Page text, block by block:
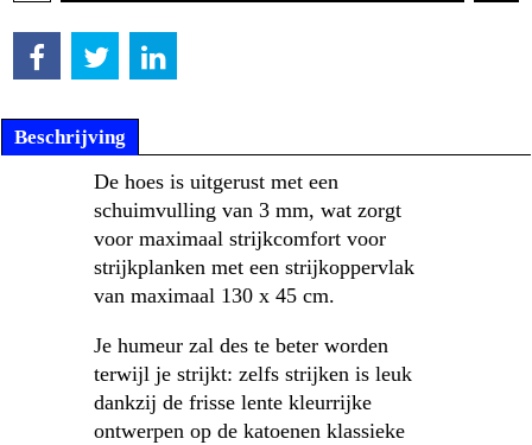
Beschrijving
De hoes is uitgerust met een
schuimvulling van 3 mm, wat zorgt
voor maximaal strijkcomfort voor
strijkplanken met een strijkoppervlak
van maximaal 130 x 45 cm.
Je humeur zal des te beter worden
terwijl je strijkt: zelfs strijken is leuk
dankzij de frisse lente kleurrijke
ontwerpen op de katoenen klassieke